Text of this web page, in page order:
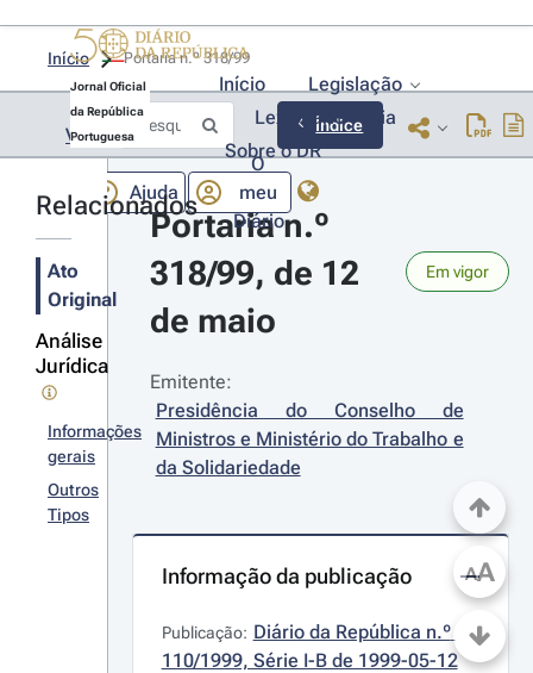
Jornal Oficial
da República
Portuguesa
Início
Legislação
Lexionário
Lia
Sobre o DR
Ajuda
O
meu
Diário
Início
Voltar Índice
Relacionados
Ato
Original
Análise
Jurídica
Informações
gerais
Outros
Tipos
Portaria n.º
318/99, de 12
de maio
Em vigor
Emitente:
Presidência do Conselho de
Ministros e Ministério do Trabalho e
da Solidariedade
Informação da publicação
Publicação: Diário da República n.º
110/1999, Série I-B de 1999-05-12
AA